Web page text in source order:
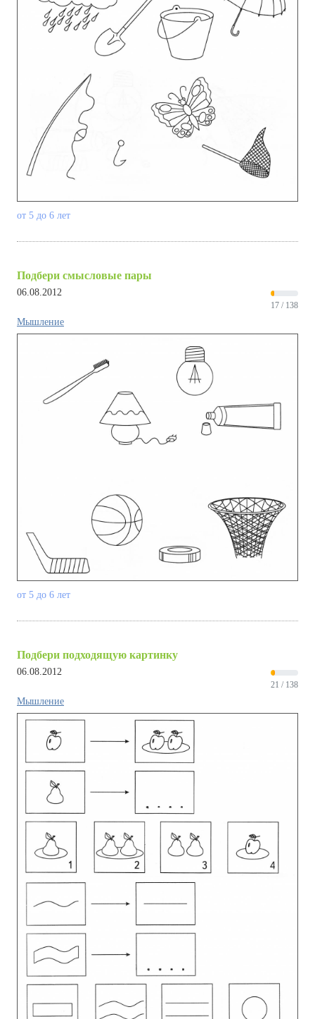
от 5 до 6 лет
Подбери смысловые пары
06.08.2012
17 / 138
Мышление
от 5 до 6 лет
Подбери подходящую картинку
06.08.2012
21 / 138
Мышление